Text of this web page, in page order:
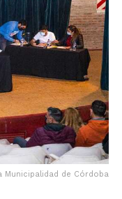
Municipalidad de Córdoba